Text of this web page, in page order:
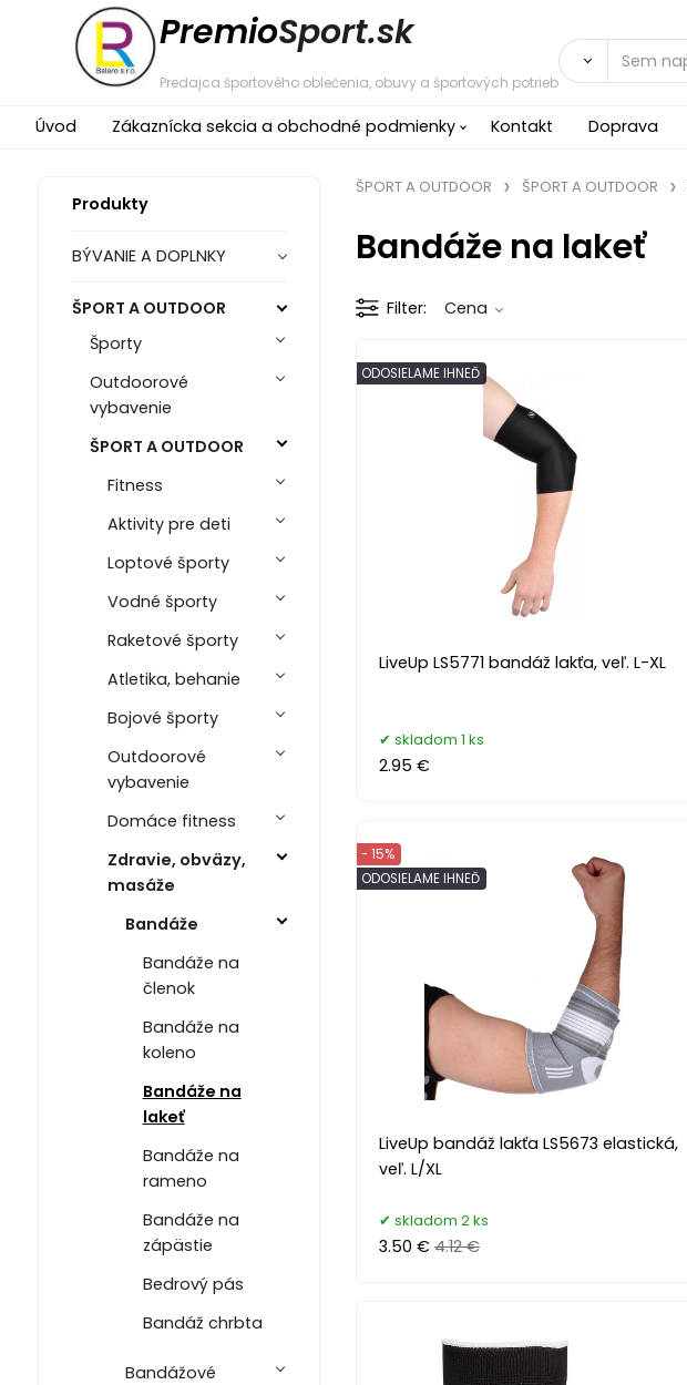
PremioSport.sk
Predajca športového oblečenia, obuvy a športových potrieb
Úvod Zákaznícka sekcia a obchodné podmienky Kontakt Doprava
Produkty
BÝVANIE A DOPLNKY
ŠPORT A OUTDOOR
Športy
Outdoorové
vybavenie
ŠPORT A OUTDOOR
Fitness
Aktivity pre deti
Loptové športy
Vodné športy
Raketové športy
Atletika, behanie
Bojové športy
Outdoorové
vybavenie
Domáce fitness
Zdravie, obväzy,
masáže
Bandáže
Bandáže na
členok
Bandáže na
koleno
Bandáže na
lakeť
Bandáže na
rameno
Bandáže na
zápästie
Bedrový pás
Bandáž chrbta
Bandážové
ŠPORT A OUTDOOR ŠPORT A OUTDOOR
Bandáže na lakeť
Filter Cena
LiveUp LS5771 bandáž lakťa, veľ. L-XL
ODOSIELAME IHNEĎ
skladom 1 ks
2.95 €
LiveUp bandáž lakťa LS5673 elastická,
veľ. L/XL
- 15%
ODOSIELAME IHNEĎ
skladom 2 ks
3.50 € 4.12 €